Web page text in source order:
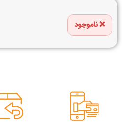
ناموجود